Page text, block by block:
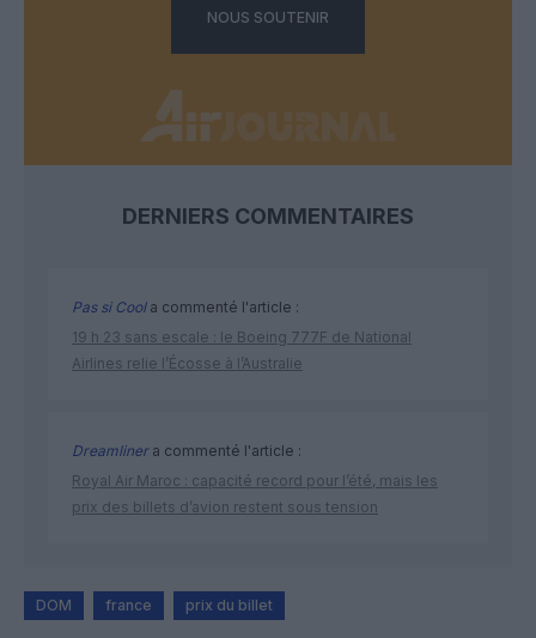
NOUS SOUTENIR
DERNIERS COMMENTAIRES
Pas si Coola commenté l'article :
19 h 23 sans escale : le Boeing 777F de National
Airlines relie l’Écosse à l’Australie
Dreamlinera commenté l'article :
Royal Air Maroc : capacité record pour l’été, mais les
prix des billets d’avion restent sous tension
DOM france prix du billet